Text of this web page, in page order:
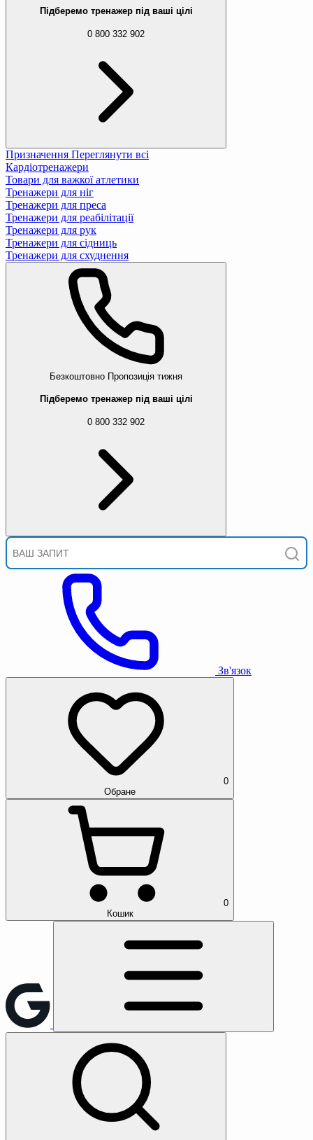
Підберемо тренажер під ваші цілі
0 800 332 902
Призначення Переглянути всі
Кардіотренажери
Товари для важкої атлетики
Тренажери для ніг
Тренажери для преса
Тренажери для реабілітації
Тренажери для рук
Тренажери для сідниць
Тренажери для схуднення
Безкоштовно Пропозиція тижня
Підберемо тренажер під ваші цілі
0 800 332 902
Зв'язок
0
Обране
0
Кошик